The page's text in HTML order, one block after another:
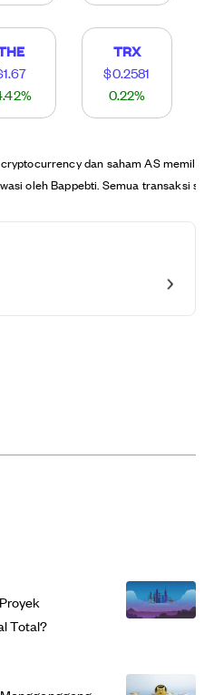
TRX
$0.2581
0.22%
dan saham AS
oleh Bappebti. Semua transaksi
Total?